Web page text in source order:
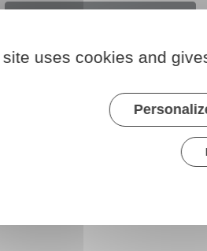
Direction générale des finances publiques
uses cookies and